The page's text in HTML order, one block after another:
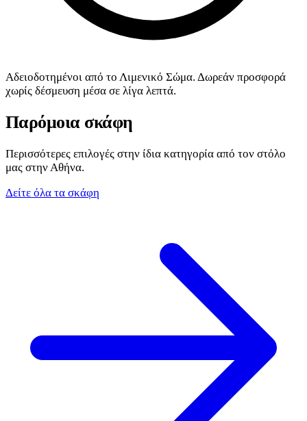
Αδειοδοτημένοι από το Λιμενικό Σώμα. Δωρεάν προσφορά
χωρίς δέσμευση μέσα σε λίγα λεπτά.
Παρόμοια σκάφη
Περισσότερες επιλογές στην ίδια κατηγορία από τον στόλο
μας στην Αθήνα.
Δείτε όλα τα σκάφη